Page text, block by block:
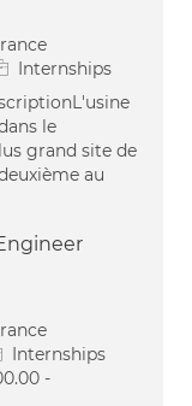
Internships
le
grand site de
au
Internships
-